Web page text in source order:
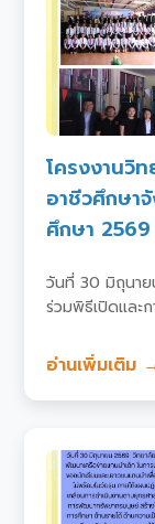
โครงงานวิ
อาชีวศึกษา
ศึกษา 2569
วันที่ 30 มิถุนาย
ร่วมพิธีเปิดและ
อ่านเพิ่มเติม